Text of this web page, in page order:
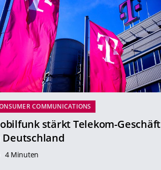
COMMUNICATIONS
stärkt Telekom-Geschäft
Deutschland
4 Minuten